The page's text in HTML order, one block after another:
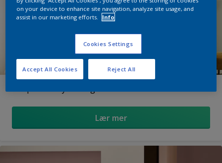
Lær mer
on your device to enhance site navigation, analyze site usage, and
assist in our marketing efforts.
Info
Cookies Settings
Reject All
Accept All Cookies